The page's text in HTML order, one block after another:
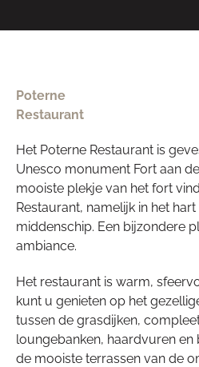
Poterne
Restaurant
Het Poterne Restaurant is
Unesco monument Fort aan
mooiste plekje van het fort
Restaurant, namelijk in het
middenschip. Een bijzondere
ambiance.
Het restaurant is warm,
kunt u genieten op het
tussen de grasdijken,
loungebanken, haardvuren en
de mooiste terrassen van de